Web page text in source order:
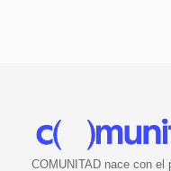
COMUNITAD nace con el